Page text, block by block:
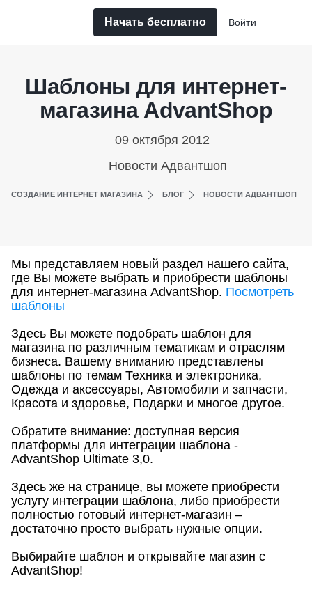
Начать бесплатно Войти
Шаблоны для интернет-
магазина AdvantShop
09 октября 2012
Новости Адвантшоп
СОЗДАНИЕ ИНТЕРНЕТ МАГАЗИНА БЛОГ НОВОСТИ АДВАНТШОП
Мы представляем новый раздел нашего сайта,
где Вы можете выбрать и приобрести шаблоны
для интернет-магазина AdvantShop. Посмотреть
шаблоны
Здесь Вы можете подобрать шаблон для
магазина по различным тематикам и отраслям
бизнеса. Вашему вниманию представлены
шаблоны по темам Техника и электроника,
Одежда и аксессуары, Автомобили и запчасти,
Красота и здоровье, Подарки и многое другое.
Обратите внимание: доступная версия
платформы для интеграции шаблона -
AdvantShop Ultimate 3,0.
Здесь же на странице, вы можете приобрести
услугу интеграции шаблона, либо приобрести
полностью готовый интернет-магазин –
достаточно просто выбрать нужные опции.
Выбирайте шаблон и открывайте магазин с
AdvantShop!